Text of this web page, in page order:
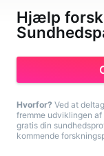
Hjælp
Hvorfor? Ved at
fremme udviklingen
gratis din
kommende